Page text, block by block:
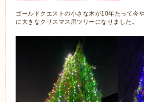
ゴールドクエストの小さな木が10年たって今
に大きなクリスマス用ツリーになりました。